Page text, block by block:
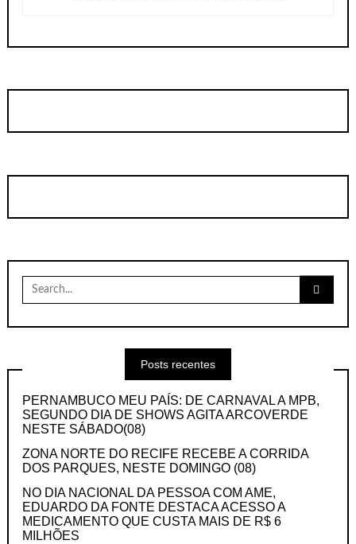
Search
for:
Posts recentes
PERNAMBUCO MEU PAÍS: DE CARNAVAL A MPB,
SEGUNDO DIA DE SHOWS AGITA ARCOVERDE
NESTE SÁBADO(08)
ZONA NORTE DO RECIFE RECEBE A CORRIDA
DOS PARQUES, NESTE DOMINGO (08)
NO DIA NACIONAL DA PESSOA COM AME,
EDUARDO DA FONTE DESTACA ACESSO A
MEDICAMENTO QUE CUSTA MAIS DE R$ 6
MILHÕES